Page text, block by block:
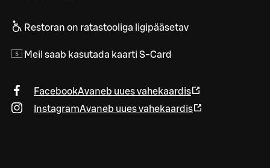
Restoran on ratastooliga ligipääsetav
Meil saab kasutada kaarti S-Card
FacebookAvaneb uues vahekaardis
InstagramAvaneb uues vahekaardis